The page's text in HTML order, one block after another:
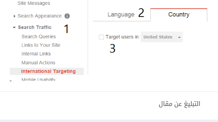
التبليغ عن مقال